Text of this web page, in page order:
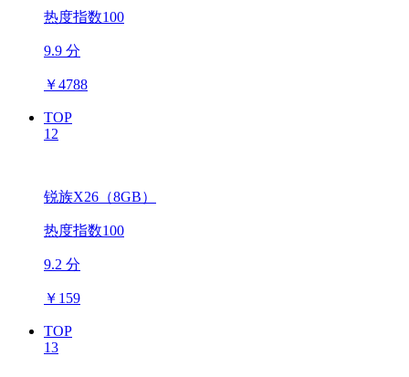
热度指数100
9.9 分
￥4788
TOP
12
锐族X26（8GB）
热度指数100
9.2 分
￥ 159
TOP
13